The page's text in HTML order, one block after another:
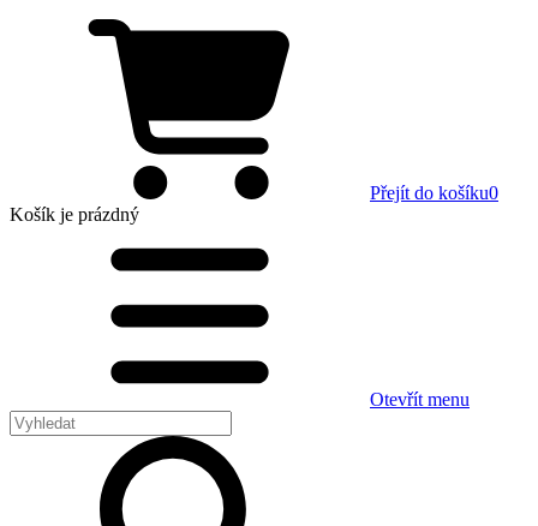
Přejít do košíku0
Košík je prázdný
Otevřít menu